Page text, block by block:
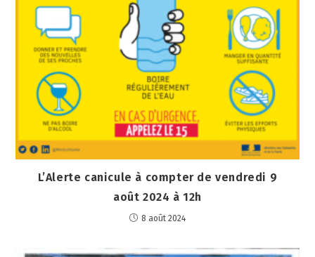
L’Alerte canicule à compter de vendredi 9
août 2024 à 12h
8 août 2024